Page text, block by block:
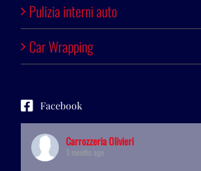
Pulizia interni auto
Car Wrapping
Facebook
Carrozzeria Olivieri